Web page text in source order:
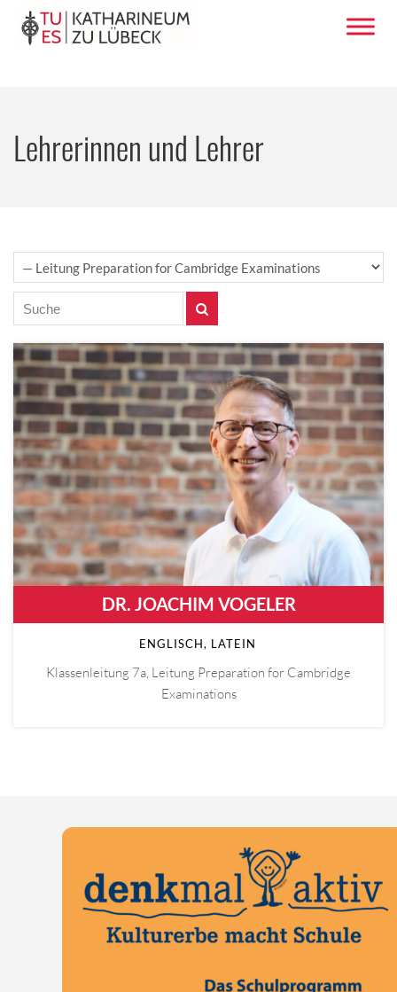
Lehrerinnen und Lehrer
DR. JOACHIM VOGELER
ENGLISCH, LATEIN
Klassenleitung 7a, Leitung Preparation for Cambridge
Examinations